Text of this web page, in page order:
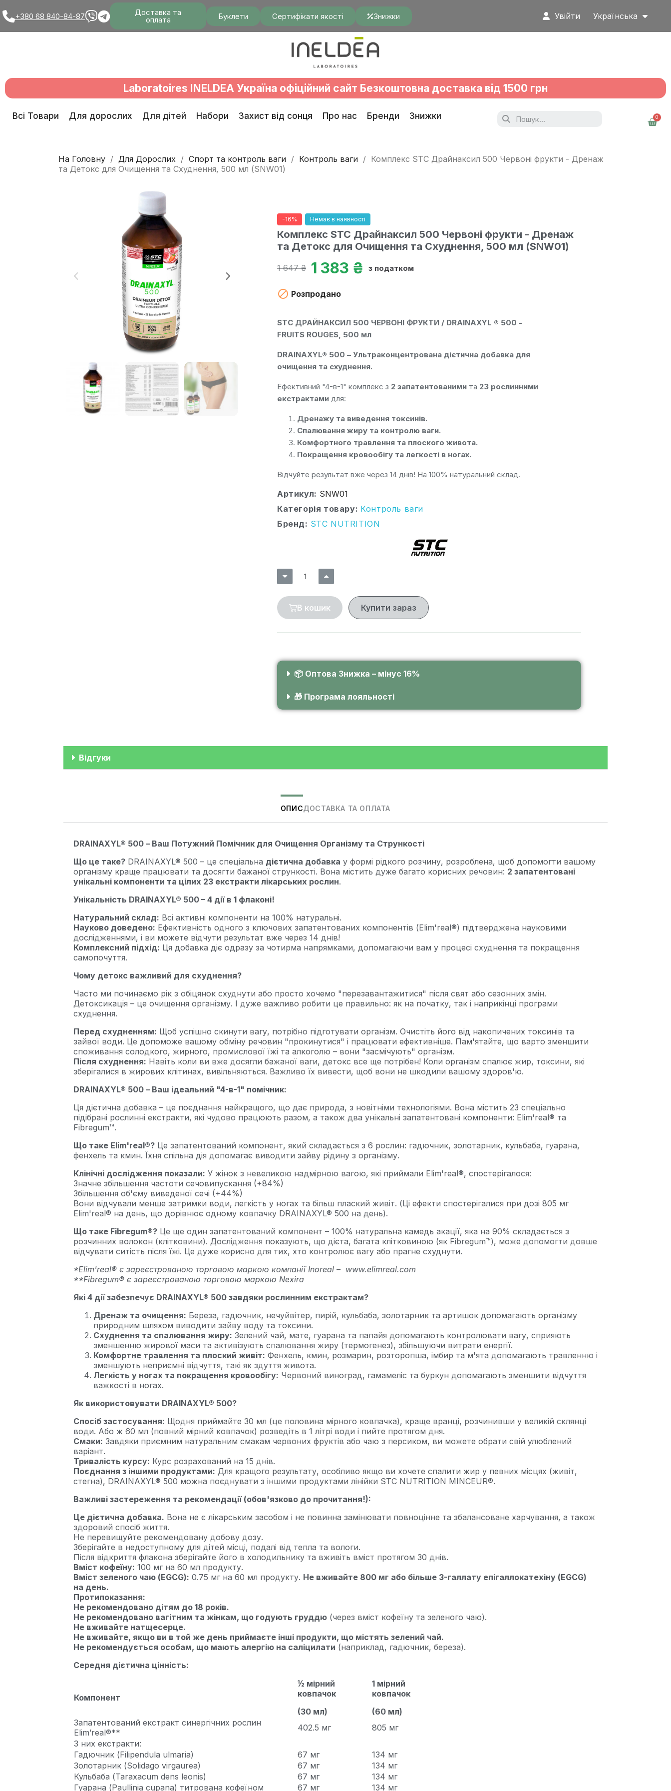
+380 68 840-84-87 Доставка та
оплата Буклети Сертифікати якості Знижки Увійти Українська
Laboratoires INELDEA Україна офіційний сайт Безкоштовна доставка від 1500 грн
Всі Товари Для дорослих Для дітей Набори Захист від сонця Про нас Бренди Знижки
На Головну Для Дорослих Спорт та контроль ваги Контроль ваги
Комплекс STC Драйнаксил 500 Червоні фрукти - Дренаж
та Детокс для Очищення та Схуднення, 500 мл (SNW01)
-16% Немає в наявності
Комплекс STC Драйнаксил 500 Червоні фрукти - Дренаж
та Детокс для Очищення та Схуднення, 500 мл (SNW01)
1 647 ₴ 1 383 ₴ з податком
 Розпродано
STC ДРАЙНАКСИЛ 500 ЧЕРВОНІ ФРУКТИ / DRAINAXYL ® 500 -
FRUITS ROUGES, 500 мл
DRAINAXYL® 500 – Ультраконцентрована дієтична добавка для
очищення та схуднення.
Ефективний "4-в-1" комплекс з 2 запатентованимита 23 рослинними
екстрактамидля:
Дренажу та виведення токсинів.
Спалювання жиру та контролю ваги.
Комфортного травлення та плоского живота.
Покращення кровообігу та легкості в ногах.
Відчуйте результат вже через 14 днів! На 100% натуральний склад.
Артикул
SNW01
Категорія товару Контроль ваги
Бренд
STC NUTRITION
В кошик Купити зараз
📦 Оптова Знижка – мінус 16%
🎁 Програма лояльності
Відгуки
ОПИСДОСТАВКА ТА ОПЛАТА
DRAINAXYL® 500 – Ваш Потужний Помічник для Очищення Організму та Стрункості
Що це таке? DRAINAXYL® 500 – це спеціальна дієтична добавка у формі рідкого розчину, розроблена, щоб допомогти вашому
організму краще працювати та досягти бажаної стрункості. Вона містить дуже багато корисних речовин: 2 запатентовані
унікальні компоненти та цілих 23 екстракти лікарських рослин.
Унікальність DRAINAXYL® 500 – 4 дії в 1 флаконі!
Натуральний склад: Всі активні компоненти на 100% натуральні.
Науково доведено: Ефективність одного з ключових запатентованих компонентів (Elim'real®) підтверджена науковими
дослідженнями, і ви можете відчути результат вже через 14 днів!
Комплексний підхід: Ця добавка діє одразу за чотирма напрямками, допомагаючи вам у процесі схуднення та покращення
самопочуття.
Чому детокс важливий для схуднення?
Часто ми починаємо рік з обіцянок схуднути або просто хочемо "перезавантажитися" після свят або сезонних змін.
Детоксикація – це очищення організму. І дуже важливо робити це правильно: як на початку, так і наприкінці програми
схуднення.
Перед схудненням: Щоб успішно скинути вагу, потрібно підготувати організм. Очистіть його від накопичених токсинів та
зайвої води. Це допоможе вашому обміну речовин "прокинутися" і працювати ефективніше. Пам'ятайте, що варто зменшити
споживання солодкого, жирного, промислової їжі та алкоголю – вони "засмічують" організм.
Після схуднення: Навіть коли ви вже досягли бажаної ваги, детокс все ще потрібен! Коли організм спалює жир, токсини, які
зберігалися в жирових клітинах, вивільняються. Важливо їх вивести, щоб вони не шкодили вашому здоров'ю.
DRAINAXYL® 500 – Ваш ідеальний "4-в-1" помічник:
Ця дієтична добавка – це поєднання найкращого, що дає природа, з новітніми технологіями. Вона містить 23 спеціально
підібрані рослинні екстракти, які чудово працюють разом, а також два унікальні запатентовані компоненти: Elim'real® та
Fibregum™.
Що таке Elim'real®? Це запатентований компонент, який складається з 6 рослин: гадючник, золотарник, кульбаба, гуарана,
фенхель та кмин. Їхня спільна дія допомагає виводити зайву рідину з організму.
Клінічні дослідження показали: У жінок з невеликою надмірною вагою, які приймали Elim'real®, спостерігалося:
Значне збільшення частоти сечовипускання (+84%)
Збільшення об'єму виведеної сечі (+44%)
Вони відчували менше затримки води, легкість у ногах та більш плаский живіт. (Ці ефекти спостерігалися при дозі 805 мг
Elim'real® на день, що дорівнює одному ковпачку DRAINAXYL® 500 на день).
Що таке Fibregum®? Це ще один запатентований компонент – 100% натуральна камедь акації, яка на 90% складається з
розчинних волокон (клітковини). Дослідження показують, що дієта, багата клітковиною (як Fibregum™), може допомогти довше
відчувати ситість після їжі. Це дуже корисно для тих, хто контролює вагу або прагне схуднути.
*Elim'real® є зареєстрованою торговою маркою компанії Inoreal – www.elimreal.com
**Fibregum® є зареєстрованою торговою маркою Nexira
Які 4 дії забезпечує DRAINAXYL® 500 завдяки рослинним екстрактам?
Дренаж та очищення: Береза, гадючник, нечуйвітер, пирій, кульбаба, золотарник та артишок допомагають організму
природним шляхом виводити зайву воду та токсини.
Схуднення та спалювання жиру: Зелений чай, мате, гуарана та папайя допомагають контролювати вагу, сприяють
зменшенню жирової маси та активізують спалювання жиру (термогенез), збільшуючи витрати енергії.
Комфортне травлення та плоский живіт: Фенхель, кмин, розмарин, розторопша, імбир та м'ята допомагають травленню і
зменшують неприємні відчуття, такі як здуття живота.
Легкість у ногах та покращення кровообігу: Червоний виноград, гамамеліс та буркун допомагають зменшити відчуття
важкості в ногах.
Як використовувати DRAINAXYL® 500?
Спосіб застосування: Щодня приймайте 30 мл (це половина мірного ковпачка), краще вранці, розчинивши у великій склянці
води. Або ж 60 мл (повний мірний ковпачок) розведіть в 1 літрі води і пийте протягом дня.
Смаки: Завдяки приємним натуральним смакам червоних фруктів або чаю з персиком, ви можете обрати свій улюблений
варіант.
Тривалість курсу: Курс розрахований на 15 днів.
Поєднання з іншими продуктами: Для кращого результату, особливо якщо ви хочете спалити жир у певних місцях (живіт,
стегна), DRAINAXYL® 500 можна поєднувати з іншими продуктами лінійки STC NUTRITION MINCEUR®.
Важливі застереження та рекомендації (обов'язково до прочитання!):
Це дієтична добавка. Вона не є лікарським засобом і не повинна замінювати повноцінне та збалансоване харчування, а також
здоровий спосіб життя.
Не перевищуйте рекомендовану добову дозу.
Зберігайте в недоступному для дітей місці, подалі від тепла та вологи.
Після відкриття флакона зберігайте його в холодильнику та вживіть вміст протягом 30 днів.
Вміст кофеїну: 100 мг на 60 мл продукту.
Вміст зеленого чаю (EGCG): 0.75 мг на 60 мл продукту. Не вживайте 800 мг або більше 3-галлату епігаллокатехіну (EGCG)
на день.
Протипоказання:
Не рекомендовано дітям до 18 років.
Не рекомендовано вагітним та жінкам, що годують груддю (через вміст кофеїну та зеленого чаю).
Не вживайте натщесерце.
Не вживайте, якщо ви в той же день приймаєте інші продукти, що містять зелений чай.
Не рекомендується особам, що мають алергію на саліцилати (наприклад, гадючник, береза).
Середня дієтична цінність:
Компонент
½ мірний
ковпачок
(30 мл)
1 мірний
ковпачок
(60 мл)
Запатентований екстракт синергічних рослин
Elim’real®**
402.5 мг
805 мг
З них екстракти:
Гадючник (Filipendula ulmaria)
67 мг
134 мг
Золотарник (Solidago virgaurea)
67 мг
134 мг
Кульбаба (Taraxacum dens leonis)
67 мг
134 мг
Гуарана (Paullinia cupana) титрована кофеїном
67 мг 134 мг